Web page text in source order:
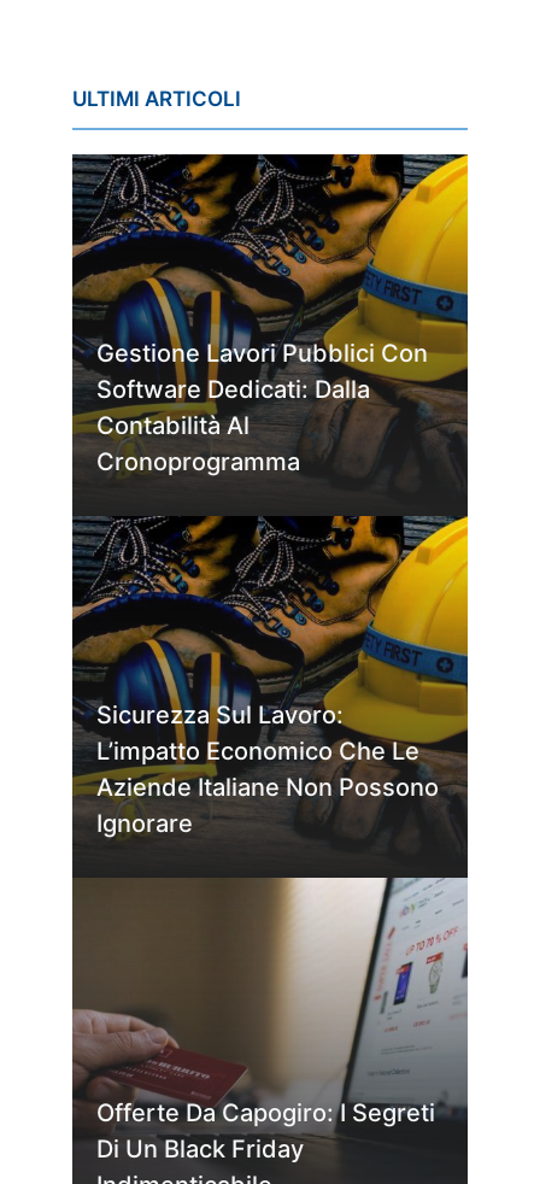
ULTIMI ARTICOLI
Gestione Lavori Pubblici Con
Software Dedicati: Dalla
Contabilità Al
Cronoprogramma
Sicurezza Sul Lavoro:
L’impatto Economico Che Le
Aziende Italiane Non Possono
Ignorare
Offerte Da Capogiro: I Segreti
Di Un Black Friday